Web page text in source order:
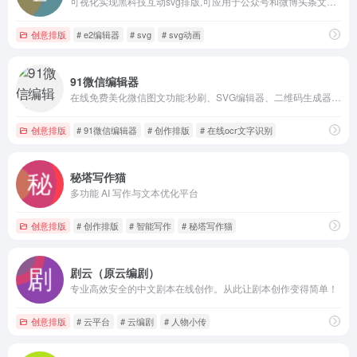
创意排版 # e2编辑器 # svg # svg动画
91微信编辑器
创意排版 # 91微信编辑器 # 创作排版 # 在线ocr文字识别
秘塔写作猫
多功能 AI 写作与文本优化平台
创意排版 # 创作排版 # 智能写作 # 秘塔写作猫
剧云（原云编剧）
专业高效安全的中文剧本在线创作。从此让剧本创作变得简单！
创意排版 # 云平台 # 云编剧 # 人物小传